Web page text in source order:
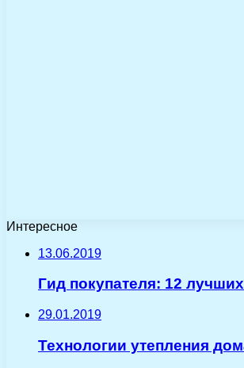
Интересное
13.06.2019
Гид покупателя: 12
29.01.2019
Технологии утепления